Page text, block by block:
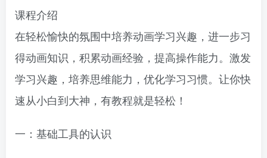
课程介绍
在轻松愉快的氛围中培养动画学习兴趣，进一步习
得动画知识，积累动画经验，提高操作能力。激发
学习兴趣，培养思维能力，优化学习习惯。让你快
速从小白到大神，有教程就是轻松！
一：基础工具的认识